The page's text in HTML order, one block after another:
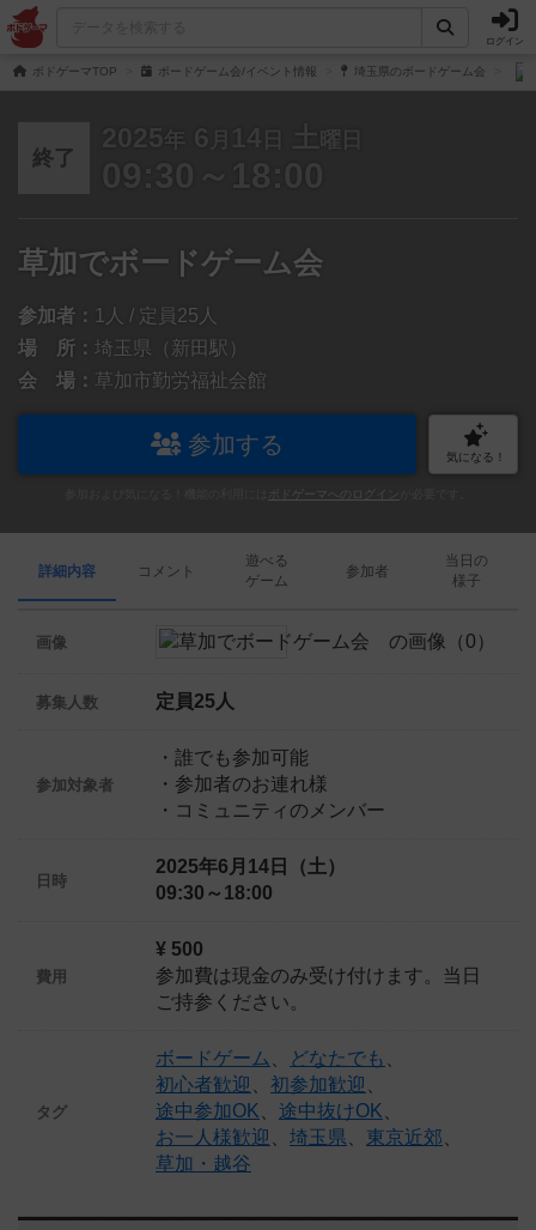
ログイン
ボドゲーマTOP ボードゲーム会/イベント情報 埼玉県のボードゲーム会
終了
2025 年 6 月 14 日 土 曜日
09:30～18:00
草加でボードゲーム会
参加者： 1人 / 定員25人
場 所： 埼玉県（新田駅）
会 場： 草加市勤労福祉会館
参加する 気になる！
ボドゲーマへのログイン
詳細内容 コメント
遊べる
ゲーム
参加者
当日の
様子
画像
募集人数 定員25人
参加対象者
・誰でも参加可能
・参加者のお連れ様
・コミュニティのメンバー
日時
2025年6月14日（土）
09:30～18:00
費用
¥ 500
参加費は現金のみ受け付けます。当日
ご持参ください。
タグ
ボードゲーム どなたでも
初心者歓迎
初参加歓迎
途中参加OK
途中抜けOK
お一人様歓迎
埼玉県 東京近郊
草加・越谷